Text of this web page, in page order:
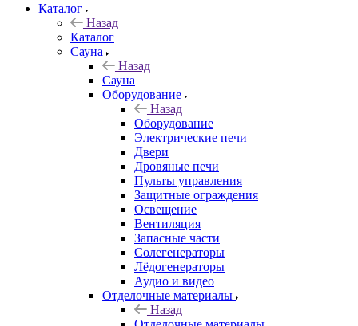
Каталог
Назад
Каталог
Сауна
Назад
Сауна
Оборудование
Назад
Оборудование
Электрические печи
Двери
Дровяные печи
Пульты управления
Защитные ограждения
Освещение
Вентиляция
Запасные части
Солегенераторы
Лёдогенераторы
Аудио и видео
Отделочные материалы
Назад